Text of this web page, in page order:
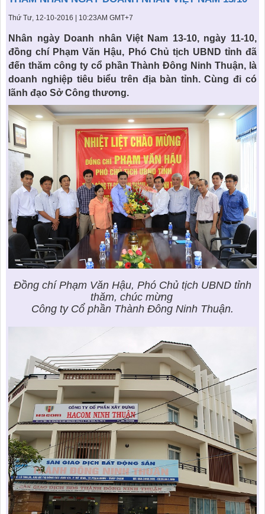
THÀNH ĐÔNG VỚI XÃ HÔI
THƯ VIỆN PHÁP LUẬT
LIÊN HỆ & GIẢI ĐÁP
KIẾN TRÚC & PHONG THUỶ
TIN TỨC CÔNG TY
TIN TỨC TỔNG HỢP
Thứ Tư, 12-10-2016 | 10:23AM GMT+7
Nhân ngày Doanh nhân Việt Nam 13-10, ngày 11-10,
đồng chí Phạm Văn Hậu, Phó Chủ tịch UBND tỉnh đã
đến thăm công ty cổ phần Thành Đông Ninh Thuận, là
doanh nghiệp tiêu biểu trên địa bàn tỉnh. Cùng đi có
lãnh đạo Sở Công thương.
Đồng chí Phạm Văn Hậu, Phó Chủ tịch UBND tỉnh
thăm, chúc mừng
Công ty Cổ phần Thành Đông Ninh Thuận.